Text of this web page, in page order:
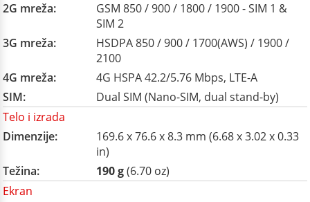
2G mreža:
GSM 850 / 900 / 1800 / 1900 - SIM 1 &
SIM 2
3G mreža:
HSDPA 850 / 900 / 1700(AWS) / 1900 /
2100
4G mreža:
4G HSPA 42.2/5.76 Mbps, LTE-A
SIM:
Dual SIM (Nano-SIM, dual stand-by)
Telo i izrada
Dimenzije:
169.6 x 76.6 x 8.3 mm (6.68 x 3.02 x 0.33
in)
Težina:
190 g(6.70 oz)
Ekran